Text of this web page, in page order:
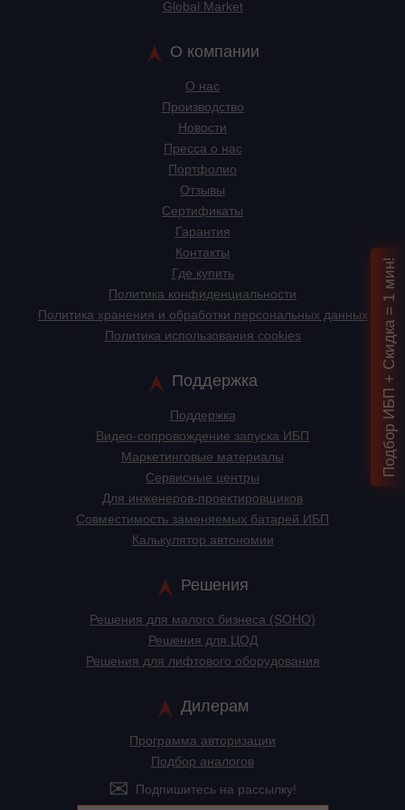
Global Market
О компании
О нас
Производство
Новости
Пресса о нас
Портфолио
Отзывы
Сертификаты
Гарантия
Контакты
Где купить
Политика конфиденциальности
Политика хранения и обработки персональных данных
Политика использования cookies
Поддержка
Поддержка
Видео-сопровождение запуска ИБП
Маркетинговые материалы
Сервисные центры
Для инженеров-проектировщиков
Cовместимость заменяемых батарей ИБП
Калькулятор автономии
Решения
Решения для малого бизнеса (SOHO)
Решения для ЦОД
Решения для лифтового оборудования
Дилерам
Программа авторизации
Подбор аналогов
Подпишитесь на рассылку!
Подбор ИБП + Скидка = 1 мин!